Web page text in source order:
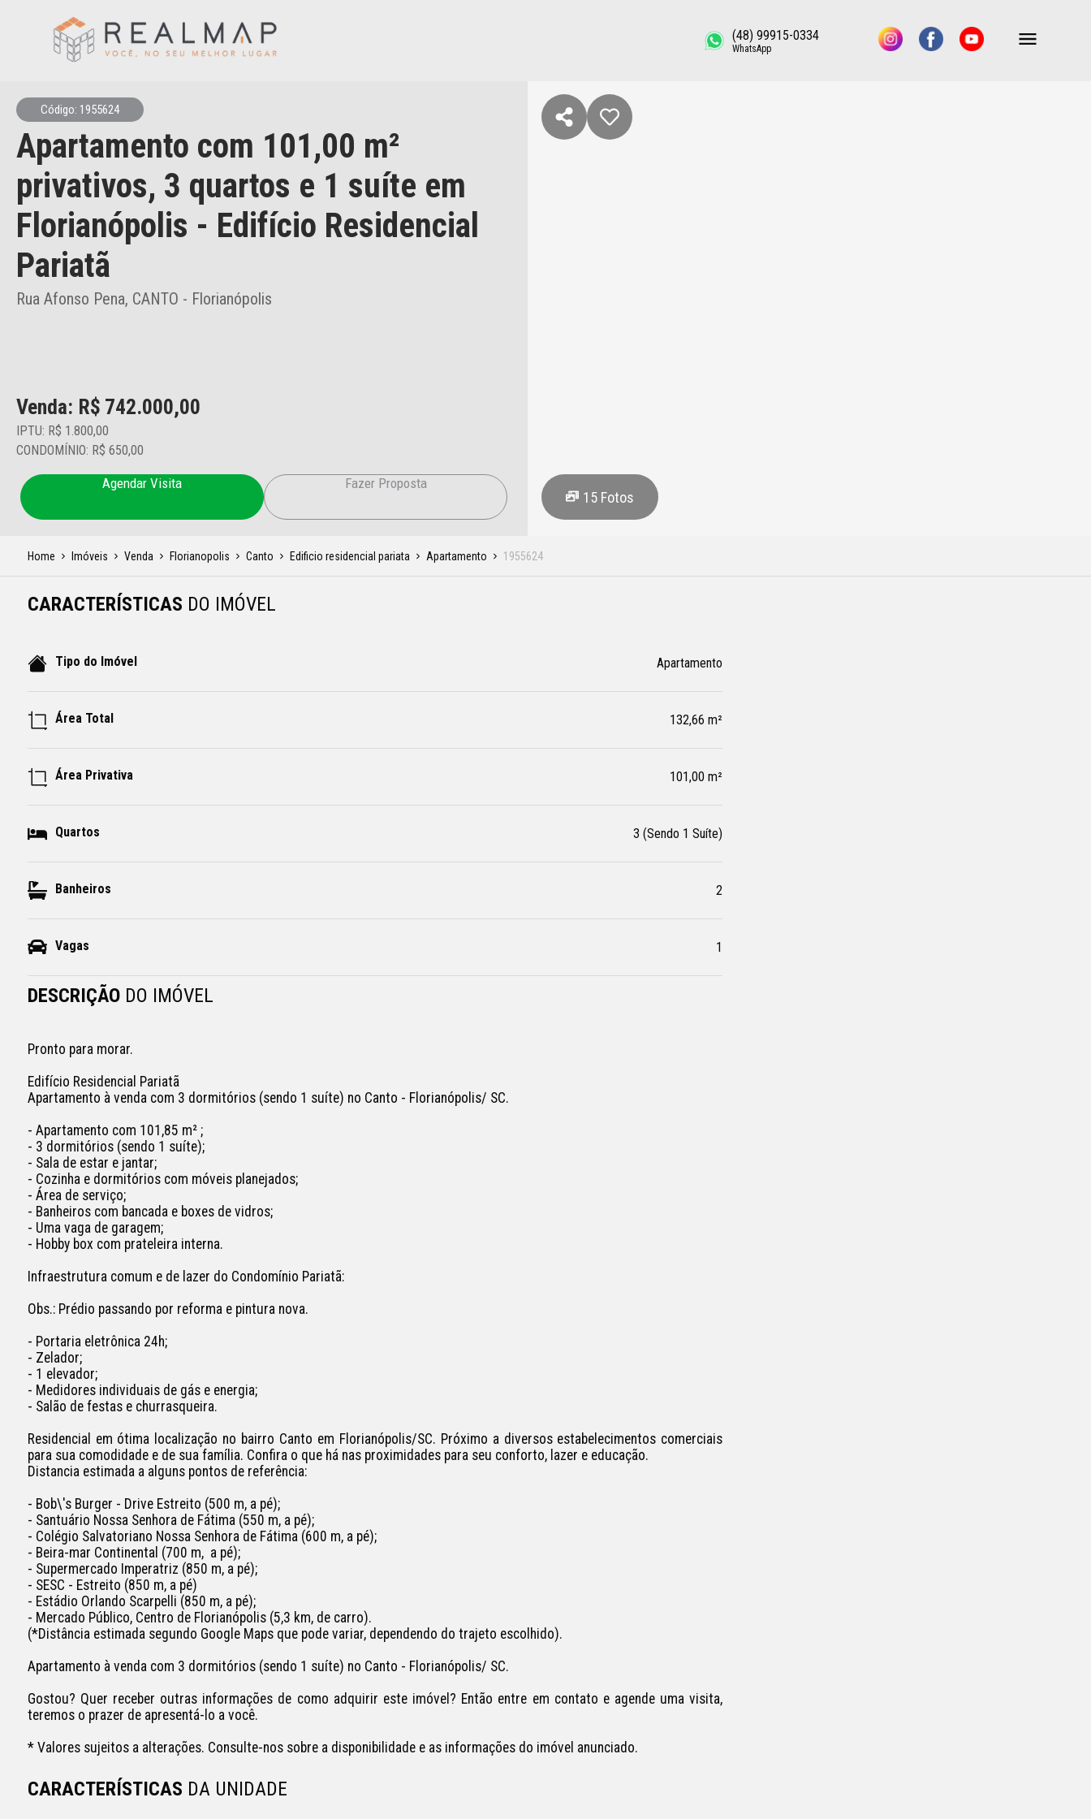
(48) 99915-0334
WhatsApp
Código: 1955624
Apartamento com 101,00 m²
privativos, 3 quartos e 1 suíte em
Florianópolis - Edifício Residencial
Pariatã
Rua Afonso Pena, CANTO - Florianópolis
Venda: R$ 742.000,00
IPTU: R$ 1.800,00
CONDOMÍNIO: R$ 650,00
Agendar Visita Fazer Proposta
15 Fotos
Home Imóveis Venda Florianopolis Canto Edificio residencial pariata Apartamento 1955624
CARACTERÍSTICAS DO IMÓVEL
Tipo do Imóvel Apartamento
Área Total 132,66 m²
Área Privativa 101,00 m²
Quartos 3 (Sendo 1 Suíte)
Banheiros 2
Vagas 1
DESCRIÇÃO DO IMÓVEL
Pronto para morar.
Edifício Residencial Pariatã
Apartamento à venda com 3 dormitórios (sendo 1 suíte) no Canto - Florianópolis/ SC.
- Apartamento com 101,85 m² ;
- 3 dormitórios (sendo 1 suíte);
- Sala de estar e jantar;
- Cozinha e dormitórios com móveis planejados;
- Área de serviço;
- Banheiros com bancada e boxes de vidros;
- Uma vaga de garagem;
- Hobby box com prateleira interna.
Infraestrutura comum e de lazer do Condomínio Pariatã:
Obs.: Prédio passando por reforma e pintura nova.
- Portaria eletrônica 24h;
- Zelador;
- 1 elevador;
- Medidores individuais de gás e energia;
- Salão de festas e churrasqueira.
Residencial em ótima localização no bairro Canto em Florianópolis/SC. Próximo a diversos estabelecimentos comerciais
para sua comodidade e de sua família. Confira o que há nas proximidades para seu conforto, lazer e educação.
Distancia estimada a alguns pontos de referência:
- Bob\'s Burger - Drive Estreito (500 m, a pé);
- Santuário Nossa Senhora de Fátima (550 m, a pé);
- Colégio Salvatoriano Nossa Senhora de Fátima (600 m, a pé);
- Beira-mar Continental (700 m,  a pé);
- Supermercado Imperatriz (850 m, a pé);
- SESC - Estreito (850 m, a pé)
- Estádio Orlando Scarpelli (850 m, a pé);
- Mercado Público, Centro de Florianópolis (5,3 km, de carro).
(*Distância estimada segundo Google Maps que pode variar, dependendo do trajeto escolhido).
Apartamento à venda com 3 dormitórios (sendo 1 suíte) no Canto - Florianópolis/ SC.
Gostou? Quer receber outras informações de como adquirir este imóvel? Então entre em contato e agende uma visita,
teremos o prazer de apresentá-lo a você.
CARACTERÍSTICAS DA UNIDADE